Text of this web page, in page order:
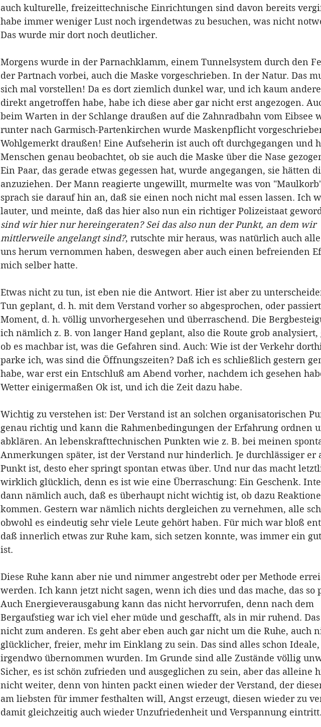
auch kulturelle, freizeittechnische Einrichtungen sind davon bereits
habe immer weniger Lust noch irgendetwas zu besuchen, was nicht
Das wurde mir dort noch deutlicher.
Morgens wurde in der Parnachklamm, einem Tunnelsystem durch den
der Partnach vorbei, auch die Maske vorgeschrieben. In der Natur. Das
sich mal vorstellen! Da es dort ziemlich dunkel war, und ich kaum
direkt angetroffen habe, habe ich diese aber gar nicht erst angezogen.
beim Warten in der Schlange draußen auf die Zahnradbahn vom Eibsee
runter nach Garmisch-Partenkirchen wurde Maskenpflicht
Wohlgemerkt draußen! Eine Aufseherin ist auch oft durchgegangen und
Menschen genau beobachtet, ob sie auch die Maske über die Nase
Ein Paar, das gerade etwas gegessen hat, wurde angegangen, sie hätten
anzuziehen. Der Mann reagierte ungewillt, murmelte was von
sprach sie darauf hin an, daß sie einen noch nicht mal essen lassen. Ich
lauter, und meinte, daß das hier also nun ein richtiger Polizeistaat
sind wir hier nur hereingeraten? Sei das also nun der Punkt, an dem wir
mittlerweile angelangt sind?, rutschte mir heraus, was natürlich auch
uns herum vernommen haben, deswegen aber auch einen befreienden
mich selber hatte.
Etwas nicht zu tun, ist eben nie die Antwort. Hier ist aber zu
Tun geplant, d. h. mit dem Verstand vorher so abgesprochen, oder
Moment, d. h. völlig unvorhergesehen und überraschend. Die
ich nämlich z. B. von langer Hand geplant, also die Route grob analysiert,
ob es machbar ist, was die Gefahren sind. Auch: Wie ist der Verkehr
parke ich, was sind die Öffnungszeiten? Daß ich es schließlich gestern
habe, war erst ein Entschluß am Abend vorher, nachdem ich gesehen
Wetter einigermaßen Ok ist, und ich die Zeit dazu habe.
Wichtig zu verstehen ist: Der Verstand ist an solchen organisatorischen
genau richtig und kann die Rahmenbedingungen der Erfahrung ordnen
abklären. An lebenskrafttechnischen Punkten wie z. B. bei meinen
Anmerkungen später, ist der Verstand nur hinderlich. Je durchlässiger er
Punkt ist, desto eher springt spontan etwas über. Und nur das macht
wirklich glücklich, denn es ist wie eine Überraschung: Ein Geschenk.
dann nämlich auch, daß es überhaupt nicht wichtig ist, ob dazu
kommen. Gestern war nämlich nichts dergleichen zu vernehmen, alle
obwohl es eindeutig sehr viele Leute gehört haben. Für mich war bloß
daß innerlich etwas zur Ruhe kam, sich setzen konnte, was immer ein
ist.
Diese Ruhe kann aber nie und nimmer angestrebt oder per Methode
werden. Ich kann jetzt nicht sagen, wenn ich dies und das mache, das so
Auch Energieverausgabung kann das nicht hervorrufen, denn nach dem
Bergaufstieg war ich viel eher müde und geschafft, als in mir ruhend.
nicht zum anderen. Es geht aber eben auch gar nicht um die Ruhe, auch
glücklicher, freier, mehr im Einklang zu sein. Das sind alles schon
irgendwo übernommen wurden. Im Grunde sind alle Zustände völlig
Sicher, es ist schön zufrieden und ausgeglichen zu sein, aber das alleine
nicht weiter, denn von hinten packt einen wieder der Verstand, der
am liebsten für immer festhalten will, Angst erzeugt, diesen wieder zu
damit gleichzeitig auch wieder Unzufriedenheit und Verspannung eintritt.